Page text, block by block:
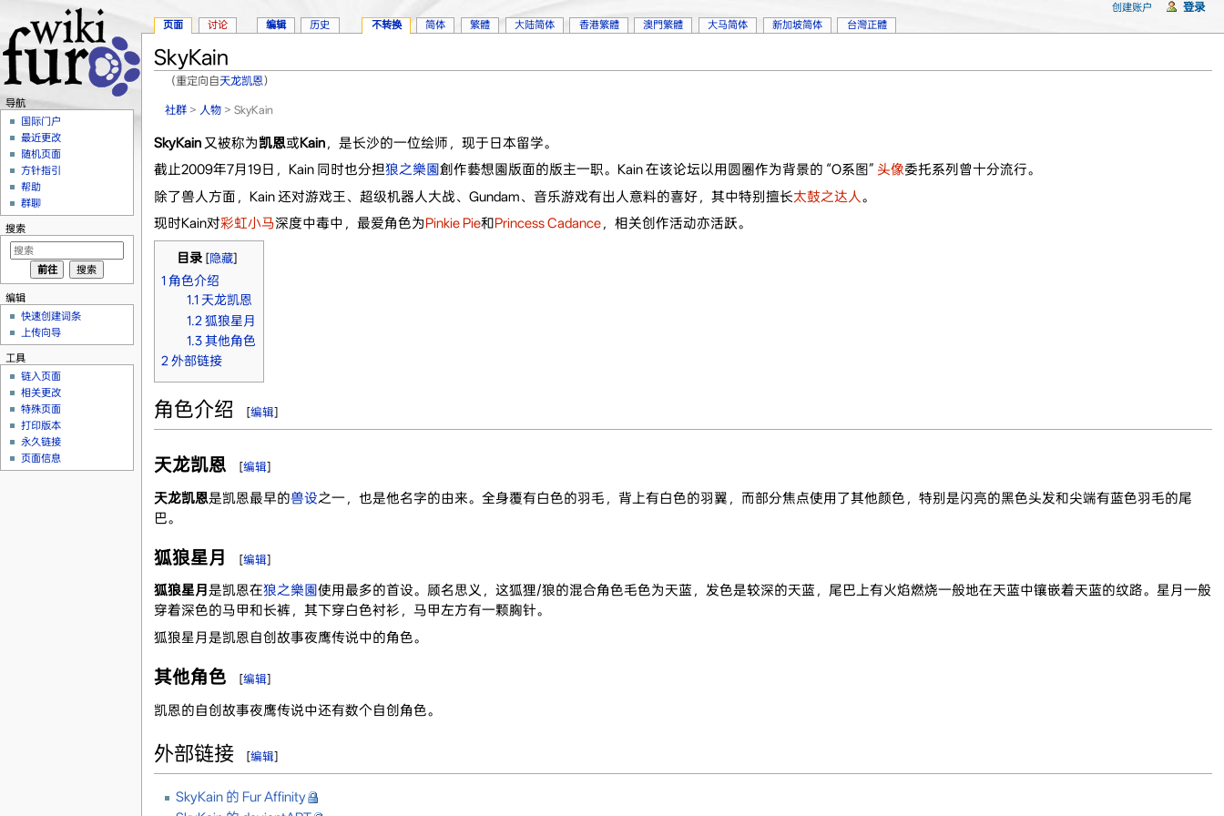
SkyKain
（重定向自天龙凯恩）
社群 > 人物 > SkyKain
SkyKain又被称为凯恩或Kain，是长沙的一位绘师，现于日本留学。
截止2009年7月19日，Kain 同时也分担狼之樂園創作藝想園版面的版主一职。Kain 在该论坛以用圆圈作为背景的 “O系图” 头像委托系列曾十分流行。
除了兽人方面，Kain 还对游戏王、超级机器人大战、Gundam、音乐游戏有出人意料的喜好，其中特别擅长太鼓之达人。
现时Kain对彩虹小马深度中毒中，最爱角色为Pinkie Pie和Princess Cadance，相关创作活动亦活跃。
目录 [隐藏]
1 角色介绍
1.1 天龙凯恩
1.2狐狼星月
1.3其他角色
2 外部链接
角色介绍 [编辑]
天龙凯恩 [编辑]
天龙凯恩是凯恩最早的兽设之一，也是他名字的由来。全身覆有白色的羽毛，背上有白色的羽翼，而部分焦点使用了其他颜色，特别是闪亮的黑色头发和尖端有蓝色羽毛的尾
巴。
狐狼星月 [编辑]
狐狼星月 是凯恩在狼之樂園使用最多的首设。顾名思义，这狐狸/狼的混合角色毛色为天蓝，发色是较深的天蓝，尾巴上有火焰燃烧一般地在天蓝中镶嵌着天蓝的纹路。星月一般
穿着深色的马甲和长裤，其下穿白色衬衫，马甲左方有一颗胸针。
狐狼星月是凯恩自创故事夜鹰传说中的角色。
其他角色 [编辑]
凯恩的自创故事夜鹰传说中还有数个自创角色。
外部链接 [编辑]
SkyKain 的 Fur Affinity
页面 讨论 编辑 历史 不转换 简体 繁體 大陆简体 香港繁體 澳門繁體 大马简体 新加坡简体 台灣正體
创建账户 登录
导航
国际门户
最近更改
随机页面
方针指引
帮助
群聊
搜索
编辑
快速创建词条
上传向导
工具
链入页面
相关更改
特殊页面
打印版本
永久链接
页面信息